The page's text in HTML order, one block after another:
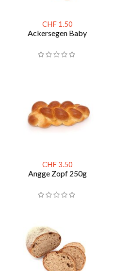
CHF 1.50
Ackersegen Baby
CHF 3.50
Angge Zopf 250g